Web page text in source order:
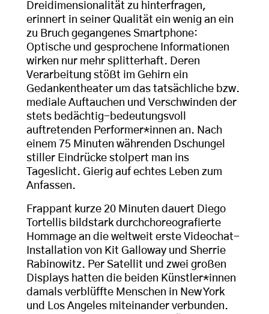
Dreidimensionalität zu hinterfragen,
erinnert in seiner Qualität ein wenig an ein
zu Bruch gegangenes Smartphone:
Optische und gesprochene Informationen
wirken nur mehr splitterhaft. Deren
Verarbeitung stößt im Gehirn ein
Gedankentheater um das tatsächliche bzw.
mediale Auftauchen und Verschwinden der
stets bedächtig-bedeutungsvoll
auftretenden Performer*innen an. Nach
einem 75 Minuten währenden Dschungel
stiller Eindrücke stolpert man ins
Tageslicht. Gierig auf echtes Leben zum
Anfassen.
Frappant kurze 20 Minuten dauert Diego
Tortellis bildstark durchchoreografierte
Hommage an die weltweit erste Videochat-
Installation von Kit Galloway und Sherrie
Rabinowitz. Per Satellit und zwei großen
Displays hatten die beiden Künstler*innen
damals verblüffte Menschen in New York
und Los Angeles miteinander verbunden.